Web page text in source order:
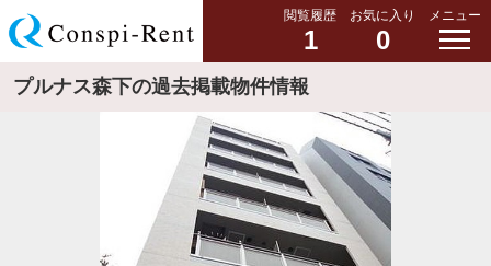
閲覧履歴
1
お気に入り
0
メニュー
プルナス森下の過去掲載物件情報